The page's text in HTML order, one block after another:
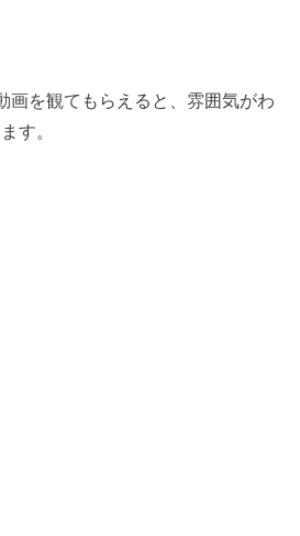
画を観てもらえると、雰囲気がわ
す。